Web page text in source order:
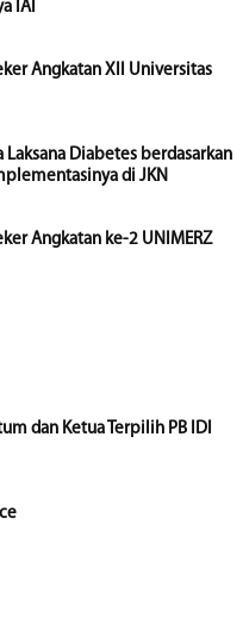
IAI
Angkatan XII Universitas
Laksana Diabetes berdasarkan
di JKN
Angkatan ke-2 UNIMERZ
dan Ketua Terpilih PB IDI